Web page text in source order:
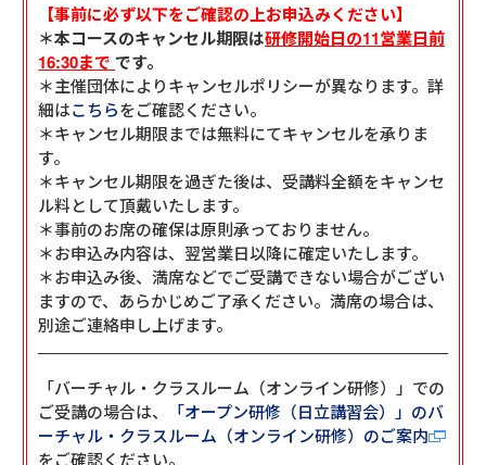
【事前に必ず以下をご確認の上お申込みください】
＊本コースのキャンセル期限は研修開始日の11営業日前
16:30まで です。
＊主催団体によりキャンセルポリシーが異なります。詳
細はこちらをご確認ください。
＊キャンセル期限までは無料にてキャンセルを承りま
す。
＊キャンセル期限を過ぎた後は、受講料全額をキャンセ
ル料として頂戴いたします。
＊事前のお席の確保は原則承っておりません。
＊お申込み内容は、翌営業日以降に確定いたします。
＊お申込み後、満席などでご受講できない場合がござい
ますので、あらかじめご了承ください。満席の場合は、
別途ご連絡申し上げます。
「バーチャル・クラスルーム（オンライン研修）」での
ご受講の場合は、
「オープン研修（日立講習会）」のバ
ーチャル・クラスルーム（オンライン研修）のご案内
をご確認ください。